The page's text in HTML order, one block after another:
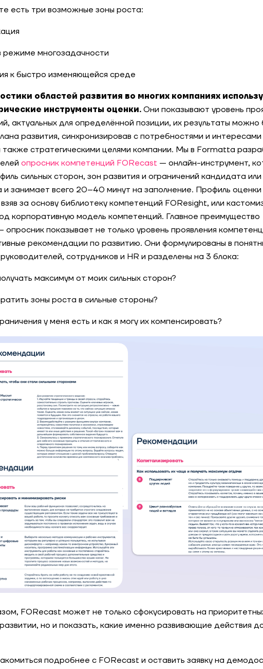
есть три возможные зоны роста:
режиме многозадачности
к быстро изменяющейся среде
областей развития во многих компаниях
инструменты оценки. Они показывают уровень
актуальных для определённой позиции, их результаты можно
развития, синхронизировав с потребностями и
также стратегическими целями компании. Мы в Formatta
опросник компетенций FORecast — онлайн-инструмент,
сильных сторон, зон развития и ограничений кандидата или
и занимает всего 20–40 минут на заполнение. Профиль
за основу библиотеку компетенций FOResight, или
корпоративную модель компетенций. Главное преимущество
показывает не только уровень проявления
рекомендации по развитию. Они формулированы в
сотрудников и HR и разделены на 3 блока:
максимум от моих сильных сторон?
зоны роста в сильные стороны?
у меня есть и как я могу их компенсировать?
FORecast может не только сфокусировать на
но и показать, какие именно развивающие действия
подробнее с FORecast и оставить заявку на